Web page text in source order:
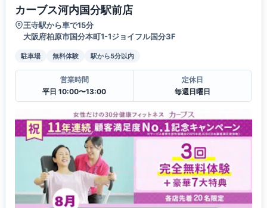
カーブス河内国分駅前店
王寺駅から車で15分
大阪府柏原市国分本町1-1ジョイフル国分3F
駐車場 無料体験 駅から5分以内
営業時間
平日 10:00〜13:00
定休日
毎週日曜日